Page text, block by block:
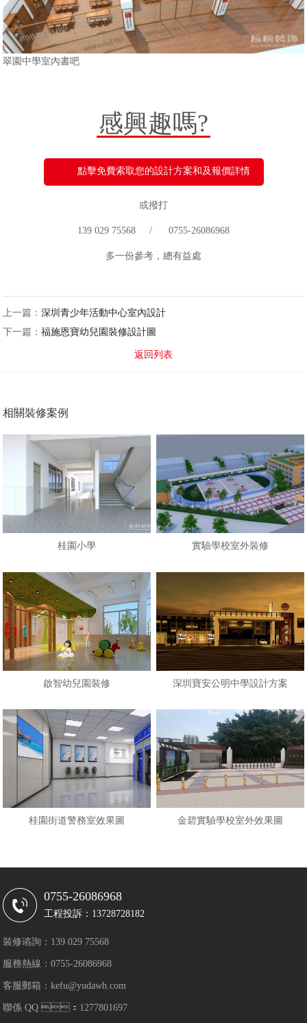
翠園中學室內書吧
感興趣嗎?
點擊免費索取您的設計方案和及報價詳情
或撥打
139 029 75568 / 0755-26086968
多一份參考，總有益處
上一篇：深圳青少年活動中心室內設計
下一篇：福施恩寶幼兒園裝修設計圖
返回列表
相關裝修案例
桂園小學 實驗學校室外裝修
啟智幼兒園裝修 深圳寶安公明中學設計方案
桂園街道警務室效果圖 金碧實驗學校室外效果圖
0755-26086968
工程投訴：13728728182
裝修谘詢：139 029 75568
服務熱線：0755-26086968
客服郵箱：kefu@yudawh.com
聯係 QQ ：1277801697